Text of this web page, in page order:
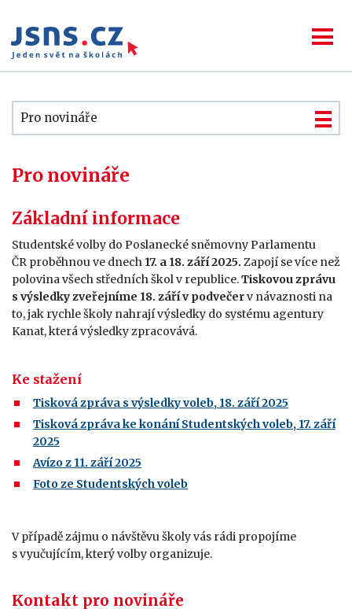
Pro novináře
Pro novináře
Základní informace
Studentské volby do Poslanecké sněmovny Parlamentu
ČR proběhnou ve dnech 17. a 18. září 2025. Zapojí se více než
polovina všech středních škol v republice.Tiskovou zprávu
s výsledky zveřejníme 18. září v podvečerv návaznosti na
to, jak rychle školy nahrají výsledky do systému agentury
Kanat, která výsledky zpracovává.
Ke stažení
Tisková zpráva s výsledky voleb, 18. září 2025
Tisková zpráva ke konání Studentských voleb, 17. září
2025
Avízo z 11. září 2025
Foto ze Studentských voleb
V případě zájmu o návštěvu školy vás rádi propojíme
s vyučujícím, který volby organizuje.
Kontakt pro novináře